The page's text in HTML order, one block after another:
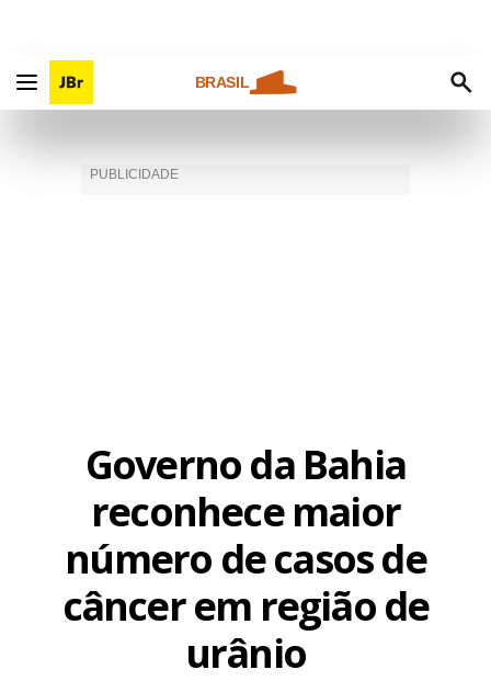
BRASIL
Governo da Bahia
reconhece maior
número de casos de
câncer em região de
urânio